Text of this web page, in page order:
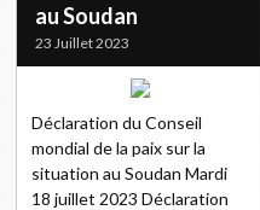
au Soudan
23 Juillet 2023
Déclaration du Conseil
mondial de la paix sur la
situation au Soudan Mardi
18 juillet 2023 Déclaration